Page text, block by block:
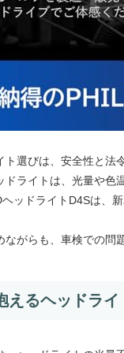
ト選びは、安全性と法
ドライトは、光量や色
ッドライトD4Sは、
がらも、車検での問
えるヘッドライ